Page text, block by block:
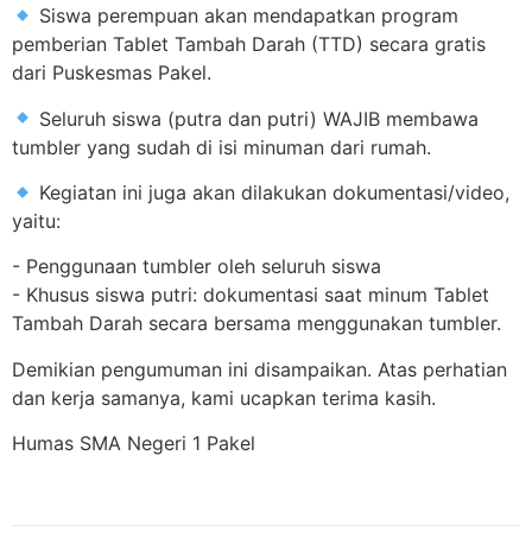
Siswa perempuan akan mendapatkan program
pemberian Tablet Tambah Darah (TTD) secara gratis
dari Puskesmas Pakel.
Seluruh siswa (putra dan putri) WAJIB membawa
tumbler yang sudah di isi minuman dari rumah.
Kegiatan ini juga akan dilakukan dokumentasi/video,
yaitu:
- Penggunaan tumbler oleh seluruh siswa
- Khusus siswa putri: dokumentasi saat minum Tablet
Tambah Darah secara bersama menggunakan tumbler.
Demikian pengumuman ini disampaikan. Atas perhatian
dan kerja samanya, kami ucapkan terima kasih.
Humas SMA Negeri 1 Pakel